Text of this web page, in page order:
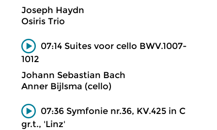
Joseph Haydn
Osiris Trio
07:14 Suites voor cello BWV.1007-
1012
Johann Sebastian Bach
Anner Bijlsma (cello)
07:36 Symfonie nr.36, KV.425 in C
gr.t., 'Linz'